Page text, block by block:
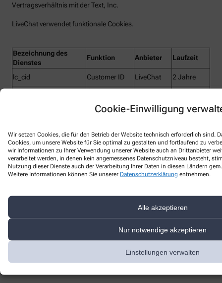
Cookie-Einwilligung
Wir setzen Cookies, die für den Betrieb der Website technisch erforderlich sind.
Cookies, um unsere Website für Sie optimal zu gestalten und fortlaufend zu
wir Informationen zu Ihrer Verwendung unserer Website auch an Drittanbieter
verarbeitet werden, in denen kein angemessenes Datenschutzniveau besteht,
Nutzung dieser Dienste auch der Verarbeitung Ihrer Daten in diesen Ländern
Weitere Informationen können Sie unserer Datenschutzerklärung entnehmen.
Alle akzeptieren
Nur notwendige akzeptieren
Einstellungen verwalten
Vertragsverhältnis mit der Text, Inc.
LiveChat verwendet funktionale Cookies.
Bezeichnung des
Dienstes
Funktion Anbieter Laufzeit
lc_cid Customer ID LiveChat 2 Jahre
Customer
oauth_redirect_detector
Technisches
rüft beim
Redirect die
OAuth-
Anmeldung
(z.B. bei Single
Sign-On oder
Partnerportale)
LiveChat 2 Jahre
Laut Angaben von LiveChat enthalten die
durch diese Cookies erhobenen Informationen über die Nutzung
der Website keine personenbezogenen Daten und werden für
zwei Jahre auf Servern von LiveChat gespeichert.